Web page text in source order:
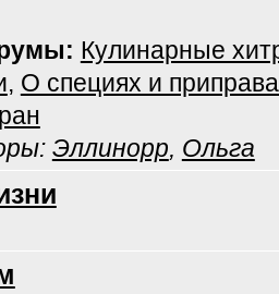
Кулинарные
, О специях и
Эллинорр, Ольга